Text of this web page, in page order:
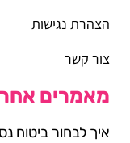
הצהרת נגישות
צור קשר
מאמרים
איך לבחור ביטוח